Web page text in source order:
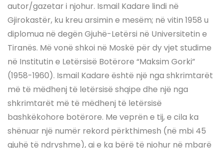
autor/gazetar i njohur. Ismail Kadare lindi në
Gjirokastër, ku kreu arsimin e mesëm; në vitin 1958 u
diplomua në degën Gjuhë-Letërsi në Universitetin e
Tiranës. Më vonë shkoi në Moskë për dy vjet studime
në Institutin e Letërsisë Botërore “Maksim Gorki”
(1958-1960). Ismail Kadare është një nga shkrimtarët
më të mëdhenj të letërsisë shqipe dhe një nga
shkrimtarët më të mëdhenj të letërsisë
bashkëkohore botërore. Me veprën e tij, e cila ka
shënuar një numër rekord përkthimesh (në mbi 45
gjuhë të ndryshme), ai e ka bërë të njohur në mbarë